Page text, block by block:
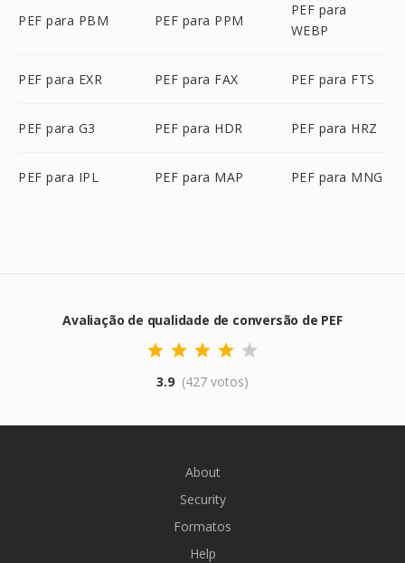
PEF para PBM PEF para PPM
PEF para
WEBP
PEF para EXR PEF para FAX PEF para FTS
PEF para G3 PEF para HDR PEF para HRZ
PEF para IPL PEF para MAP PEF para MNG
Avaliação de qualidade de conversão de PEF
3.9 (427 votos)
About
Security
Formatos
Help